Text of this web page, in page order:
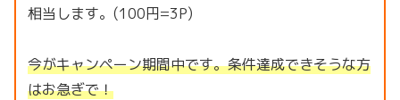
相当します。(100円=3P)
今がキャンペーン期間中です。条件達成できそうな方
はお急ぎで！